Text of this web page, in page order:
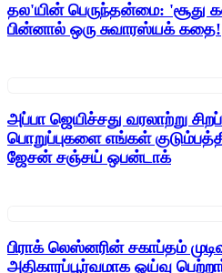
தல'யின் பெருந்தன்மை: 'சூது
பின்னால் ஒரு சுவாரஸ்யக் கதை!
அப்பா ஜெயிச்சது வரலாற்று
பொறுப்புகளை எங்கள்
ஜேசன் சஞ்சய் ஒபன்டாக்
பிராக் லெஸ்னரின் சகாப்தம்
அதிகாரப்பூர்வமாக ஓய்வு